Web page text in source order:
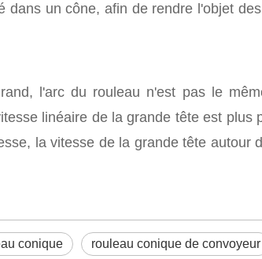
dans un cône, afin de rendre l'objet
l'arc du rouleau n'est pas le
linéaire de la grande tête est plus
la vitesse de la grande tête autour
conique rouleau conique de convoyeur